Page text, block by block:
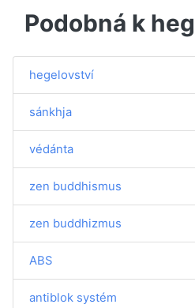
Podobná k
hegelovství
sánkhja
védánta
zen buddhismus
zen buddhizmus
ABS
antiblok systém